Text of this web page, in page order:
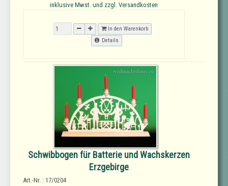
inklusive Mwst. und zzgl. Versandkosten
In den Warenkorb
Details
Schwibbogen für Batterie und Wachskerzen
Erzgebirge
Art.-Nr. : 17/0204